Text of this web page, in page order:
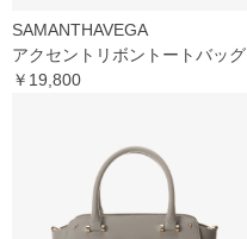
SAMANTHAVEGA
アクセントリボントートバッグ
￥19,800